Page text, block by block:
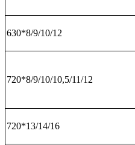
630*8/9/10/12
720*8/9/10/10,5/11/12
720*13/14/16